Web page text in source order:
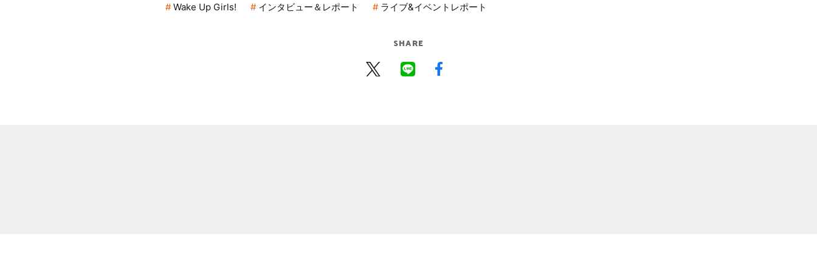
Wake Up Girls! インタビュー＆レポート ライブ&イベントレポート
SHARE